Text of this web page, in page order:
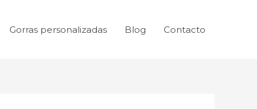
Gorras personalizadas Blog Contacto